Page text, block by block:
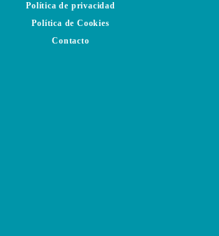
Política de privacidad
Política de Cookies
Contacto